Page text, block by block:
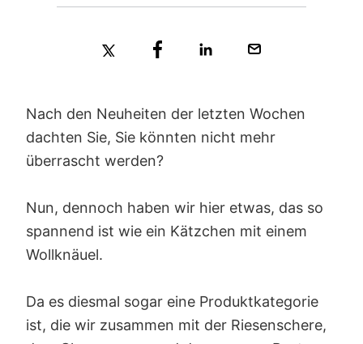
Nach den Neuheiten der letzten Wochen
dachten Sie, Sie könnten nicht mehr
überrascht werden?
Nun, dennoch haben wir hier etwas, das so
spannend ist wie ein Kätzchen mit einem
Wollknäuel.
Da es diesmal sogar eine Produktkategorie
ist, die wir zusammen mit der Riesenschere,